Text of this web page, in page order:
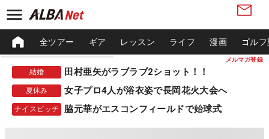
メルマガ登録
全ツアー ギア レッスン ライフ 漫画 ゴル
結婚 田村亜矢がラブラブ2ショット！！
夏休み 女子プロ4人が浴衣姿で長岡花火大会へ
ナイスピッチ 脇元華がエスコンフィールドで始球式